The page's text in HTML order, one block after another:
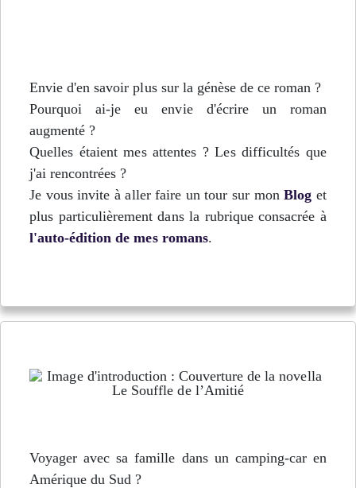
Envie d'en savoir plus sur la génèse de ce roman ?
Pourquoi ai-je eu envie d'écrire un roman
augmenté ?
Quelles étaient mes attentes ? Les difficultés que
j'ai rencontrées ?
Je vous invite à aller faire un tour sur monBlog et
plus particulièrement dans la rubrique consacrée à
l'auto-édition de mes romans.
Voyager avec sa famille dans un camping-car en
Amérique du Sud ?